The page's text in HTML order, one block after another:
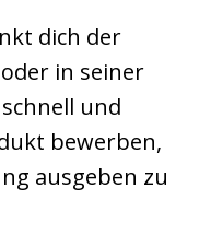
dich der
in seiner
und
bewerben,
ausgeben zu